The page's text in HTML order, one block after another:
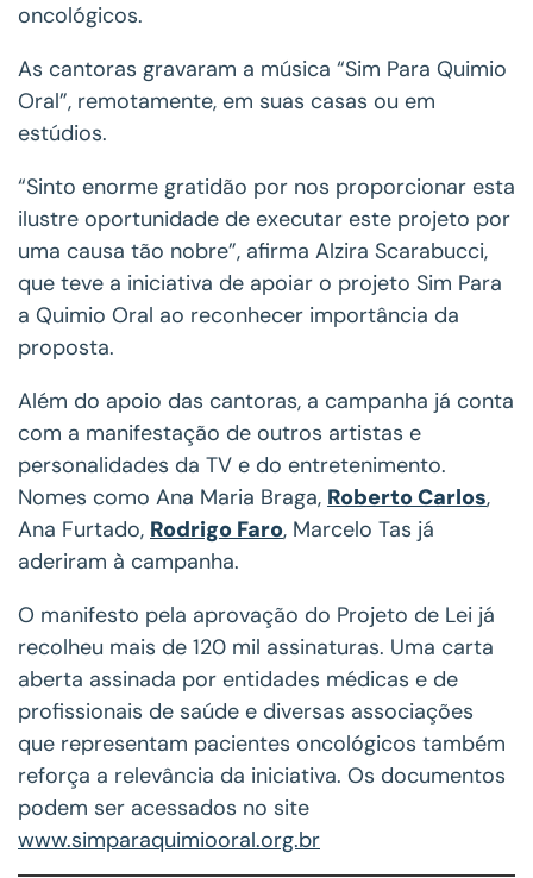
oncológicos.
As cantoras gravaram a música “Sim Para Quimio
Oral”, remotamente, em suas casas ou em
estúdios.
“Sinto enorme gratidão por nos proporcionar esta
ilustre oportunidade de executar este projeto por
uma causa tão nobre”, afirma Alzira Scarabucci,
que teve a iniciativa de apoiar o projeto Sim Para
a Quimio Oral ao reconhecer importância da
proposta.
Além do apoio das cantoras, a campanha já conta
com a manifestação de outros artistas e
personalidades da TV e do entretenimento.
Nomes como Ana Maria Braga, Roberto Carlos,
Ana Furtado, Rodrigo Faro, Marcelo Tas já
aderiram à campanha.
O manifesto pela aprovação do Projeto de Lei já
recolheu mais de 120 mil assinaturas. Uma carta
aberta assinada por entidades médicas e de
profissionais de saúde e diversas associações
que representam pacientes oncológicos também
reforça a relevância da iniciativa. Os documentos
podem ser acessados no site
www.simparaquimiooral.org.br